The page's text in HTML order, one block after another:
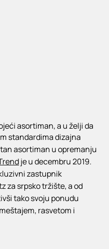
asortiman, a u želji da
standardima dizajna
asortiman u opremanju
je u decembru 2019.
zastupnik
za srpsko tržište, a od
tako svoju ponudu
rasvetom i